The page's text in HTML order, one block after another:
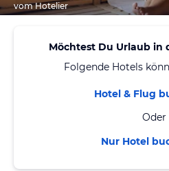
vom Hotelier
Möchtest Du Urlaub in
Folgende Hotels
Hotel & Flug
Oder
Nur Hotel